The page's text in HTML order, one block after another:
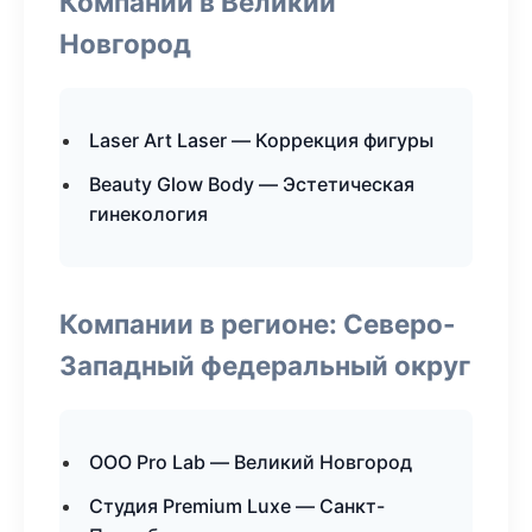
Новгород
Laser Art Laser — Коррекция фигуры
Beauty Glow Body — Эстетическая
гинекология
Компании в регионе: Северо-
Западный федеральный округ
ООО Pro Lab — Великий Новгород
Студия Premium Luxe — Санкт-